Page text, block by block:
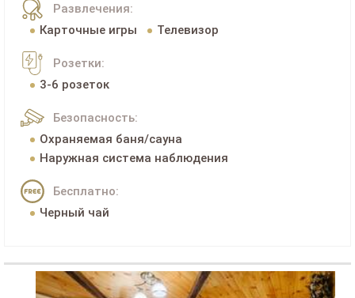
Развлечения:
Карточные игры
Телевизор
Розетки:
3-6 розеток
Безопасность:
Охраняемая баня/сауна
Наружная система наблюдения
Бесплатно:
Черный чай